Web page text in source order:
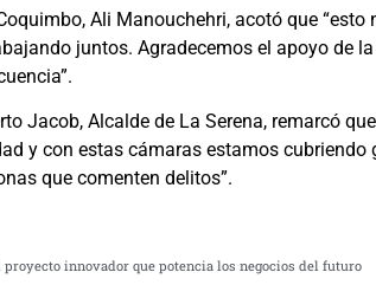
Ali Manouchehri, acotó que
juntos. Agradecemos el apoyo de
Jacob, Alcalde de La Serena, remarcó
y con estas cámaras estamos
que comenten delitos”.
proyecto innovador que potencia los negocios del futuro